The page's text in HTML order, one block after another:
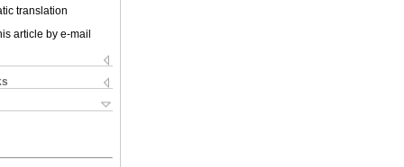
translation
article by e-mail